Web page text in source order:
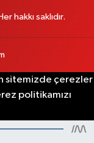
hakkı saklıdır.
sitemizde çerezler
politikamızı